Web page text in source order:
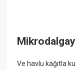
Ve havlu kağıtla